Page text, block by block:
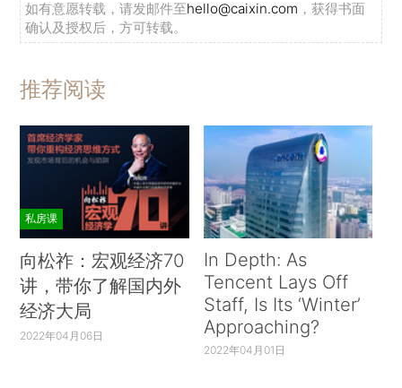
如有意愿转载，请发邮件至hello@caixin.com ，获得书面
确认及授权后，方可转载。
推荐阅读
私房课
向松祚：宏观经济70
讲，带你了解国内外
经济大局
2022年04月06日
In Depth: As
Tencent Lays Off
Staff, Is Its ‘Winter’
Approaching?
2022年04月01日